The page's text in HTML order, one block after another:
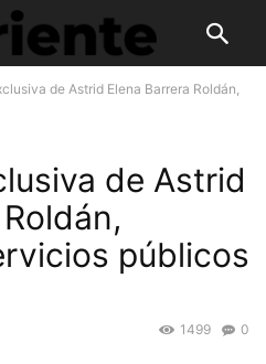
de Astrid Elena Barrera Roldán,
de Astrid
públicos
0
1499